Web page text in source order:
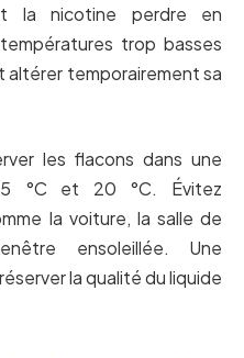
la nicotine perdre en
trop basses
altérer temporairement sa
les flacons dans une
°C et 20 °C. Évitez
la voiture, la salle de
ensoleillée. Une
la qualité du liquide